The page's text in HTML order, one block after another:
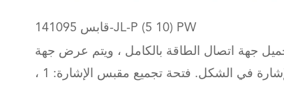
قابس 141095-JL-P (5 10) PW
جهة اتصال الطاقة بالكامل ، ويتم عرض جهة
اتصال الإشارة في الشكل. فتحة تجميع مقبس الإشارة: 1 ،